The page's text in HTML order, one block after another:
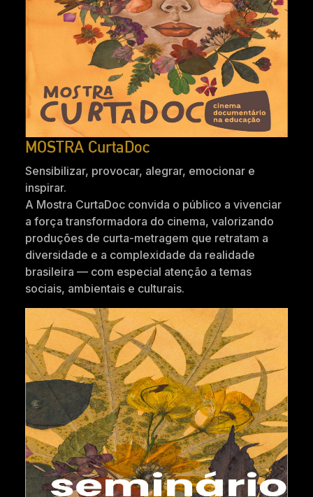
MOSTRA CurtaDoc
Sensibilizar, provocar, alegrar, emocionar e
inspirar.
A Mostra CurtaDoc convida o público a vivenciar
a força transformadora do cinema, valorizando
produções de curta-metragem que retratam a
diversidade e a complexidade da realidade
brasileira — com especial atenção a temas
sociais, ambientais e culturais.